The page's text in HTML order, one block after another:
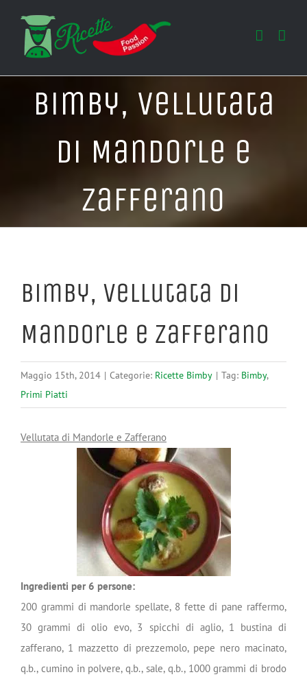
contenuto
Bimby, Vellutata
di Mandorle e
Zafferano
Bimby, Vellutata di
Mandorle e Zafferano
Maggio 15th, 2014 | Categorie: Ricette Bimby | Tag: Bimby,
Primi Piatti
Vellutata di Mandorle e Zafferano
Ingredienti per 6 persone:
200 grammi di mandorle spellate, 8 fette di pane raffermo,
30 grammi di olio evo, 3 spicchi di aglio, 1 bustina di
zafferano, 1 mazzetto di prezzemolo, pepe nero macinato,
q.b., cumino in polvere, q.b., sale, q.b., 1000 grammi di brodo